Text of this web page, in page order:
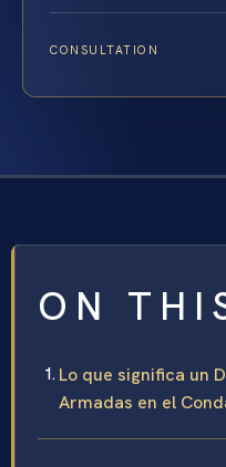
CONSULTATION
ON
Lo que significa un
Armadas en el